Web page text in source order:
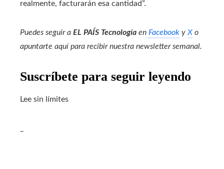
realmente, facturarán esa cantidad”.
Puedes seguir a EL PAÍS Tecnología en Facebook y X o
apuntarte aquí para recibir nuestra newsletter semanal.
Suscríbete para seguir leyendo
Lee sin límites